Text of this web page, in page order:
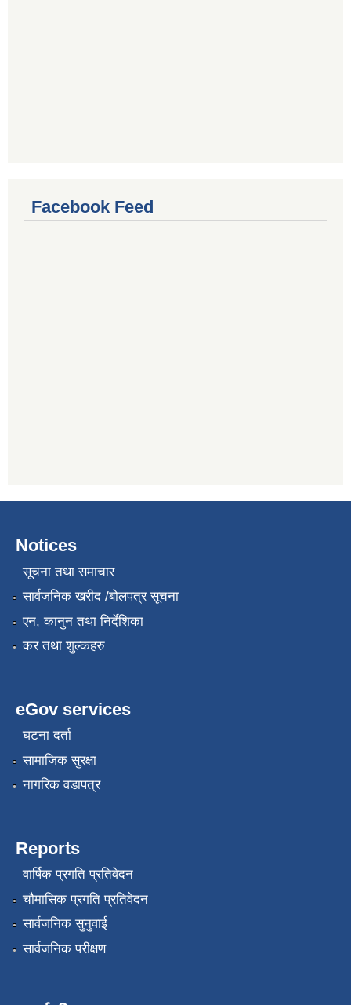
Facebook Feed
Notices
सूचना तथा समाचार
सार्वजनिक खरीद /बोलपत्र सूचना
एन, कानुन तथा निर्देशिका
कर तथा शुल्कहरु
eGov services
घटना दर्ता
सामाजिक सुरक्षा
नागरिक वडापत्र
Reports
वार्षिक प्रगति प्रतिवेदन
चौमासिक प्रगति प्रतिवेदन
सार्वजनिक सुनुवाई
सार्वजनिक परीक्षण